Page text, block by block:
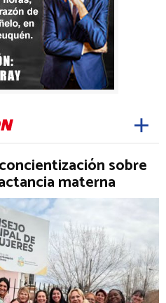
sobre
materna